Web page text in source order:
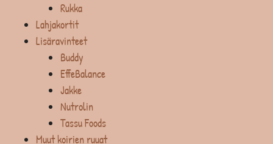
Rukka
Lahjakortit
Lisäravinteet
Buddy
EffeBalance
Jakke
Nutrolin
Tassu Foods
Muut koirien ruuat